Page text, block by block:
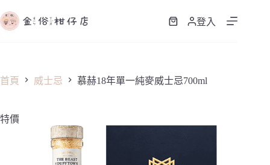
至
容
購
登入
首頁 威士忌 慕赫18年單一純麥威士忌700ml
特價